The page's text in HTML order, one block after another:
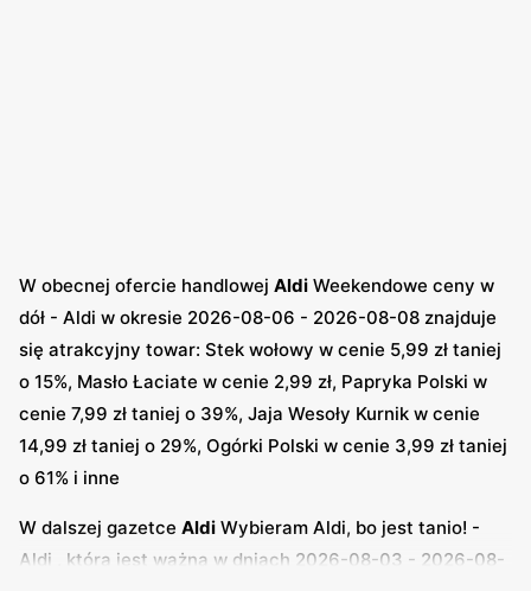
W obecnej ofercie handlowej Aldi Weekendowe ceny w
dół - Aldi w okresie 2026-08-06 - 2026-08-08 znajduje
się atrakcyjny towar: Stek wołowy w cenie 5,99 zł taniej
o 15%, Masło Łaciate w cenie 2,99 zł, Papryka Polski w
cenie 7,99 zł taniej o 39%, Jaja Wesoły Kurnik w cenie
14,99 zł taniej o 29%, Ogórki Polski w cenie 3,99 zł taniej
o 61% i inne
W dalszej gazetce Aldi Wybieram Aldi, bo jest tanio! -
Aldi , która jest ważna w dniach 2026-08-03 - 2026-08-